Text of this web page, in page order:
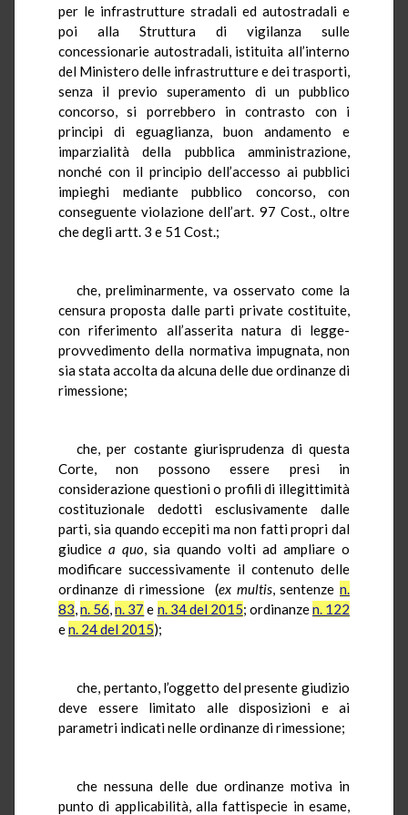
per le infrastrutture stradali ed autostradali e
poi alla Struttura di vigilanza sulle
concessionarie autostradali, istituita all’interno
del Ministero delle infrastrutture e dei trasporti,
senza il previo superamento di un pubblico
concorso, si porrebbero in contrasto con i
principi di eguaglianza, buon andamento e
imparzialità della pubblica amministrazione,
nonché con il principio dell’accesso ai pubblici
impieghi mediante pubblico concorso, con
conseguente violazione dell’art. 97 Cost., oltre
che degli artt. 3 e 51 Cost.;
che, preliminarmente, va osservato come la
censura proposta dalle parti private costituite,
con riferimento all’asserita natura di legge-
provvedimento della normativa impugnata, non
sia stata accolta da alcuna delle due ordinanze di
rimessione;
che, per costante giurisprudenza di questa
Corte, non possono essere presi in
considerazione questioni o profili di illegittimità
costituzionale dedotti esclusivamente dalle
parti, sia quando eccepiti ma non fatti propri dal
giudice a quo, sia quando volti ad ampliare o
modificare successivamente il contenuto delle
ordinanze di rimessione (ex multis, sentenzen.
83,n. 56,n. 37 e n. 34 del 2015; ordinanzen. 122
en. 24 del 2015);
che, pertanto, l’oggetto del presente giudizio
deve essere limitato alle disposizioni e ai
parametri indicati nelle ordinanze di rimessione;
che nessuna delle due ordinanze motiva in
punto di applicabilità, alla fattispecie in esame,